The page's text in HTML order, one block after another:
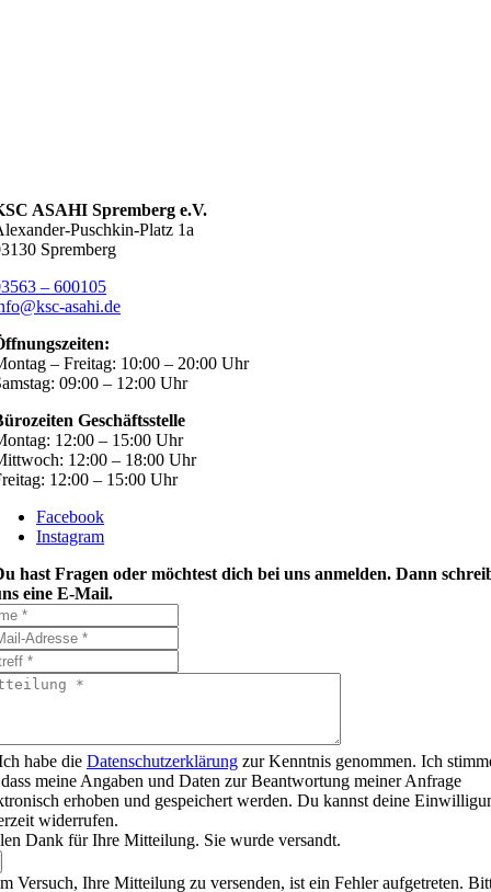
ASAHI Spremberg e.V.
Puschkin-Platz 1a
Spremberg
– 600105
asahi.de
– Freitag: 10:00 – 20:00 Uhr
09:00 – 12:00 Uhr
Geschäftsstelle
12:00 – 15:00 Uhr
12:00 – 18:00 Uhr
12:00 – 15:00 Uhr
Facebook
Instagram
hast Fragen oder möchtest dich bei uns anmelden. Dann
eine E-Mail.
habe die Datenschutzerklärung zur Kenntnis genommen. Ich
meine Angaben und Daten zur Beantwortung meiner Anfrage
erhoben und gespeichert werden. Du kannst deine
widerrufen.
Dank für Ihre Mitteilung. Sie wurde versandt.
Versuch, Ihre Mitteilung zu versenden, ist ein Fehler aufgetreten.